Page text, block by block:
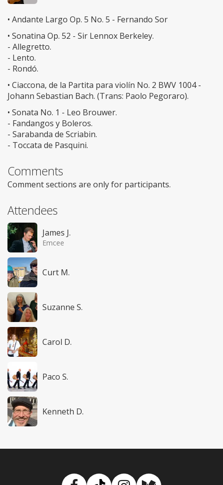
• Andante Largo Op. 5 No. 5 - Fernando Sor
• Sonatina Op. 52 - Sir Lennox Berkeley.
- Allegretto.
- Lento.
- Rondó.
• Ciaccona, de la Partita para violín No. 2 BWV 1004 -
Johann Sebastian Bach. (Trans: Paolo Pegoraro).
• Sonata No. 1 - Leo Brouwer.
- Fandangos y Boleros.
- Sarabanda de Scriabin.
- Toccata de Pasquini.
Comments
Comment sections are only for participants.
Attendees
James J.
Emcee
Curt M.
Suzanne S.
Carol D.
Paco S.
Kenneth D.